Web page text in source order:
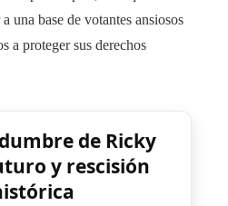
una base de votantes ansiosos
a proteger sus derechos
de Ricky
y rescisión